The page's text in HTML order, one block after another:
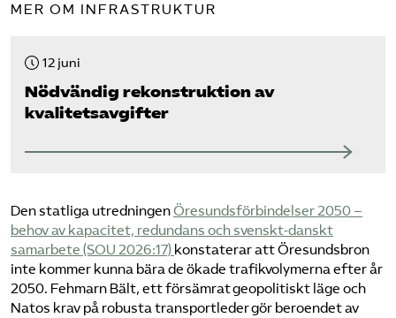
MER OM INFRASTRUKTUR
12 juni
Nödvändig rekonstruktion av
kvalitetsavgifter
Den statliga utredningenÖresundsförbindelser 2050 –
behov av kapacitet, redundans och svenskt‑danskt
samarbete (SOU 2026:17) konstaterar att Öresundsbron
inte kommer kunna bära de ökade trafikvolymerna efter år
2050. Fehmarn Bält, ett försämrat geopolitiskt läge och
Natos krav på robusta transportleder gör beroendet av